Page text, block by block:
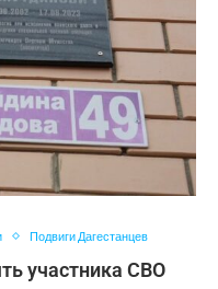
Подвиги Дагестанцев
участника СВО